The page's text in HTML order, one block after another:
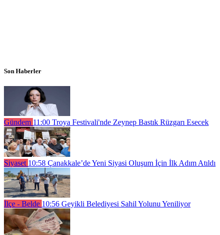
Son Haberler
Gündem 11:00 Troya Festivali'nde Zeynep Bastık Rüzgarı Esecek
Siyaset 10:58 Çanakkale’de Yeni Siyasi Oluşum İçin İlk Adım Atıldı
İlçe - Belde 10:56 Geyikli Belediyesi Sahil Yolunu Yeniliyor